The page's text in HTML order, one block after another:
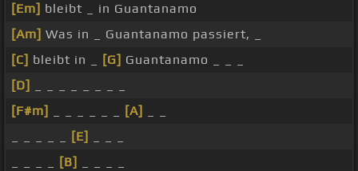
[Em] bleibt _ in Guantanamo
[Am] Was in _ Guantanamo passiert, _
[C] bleibt in _ [G] Guantanamo _ _ _
[D]
[F#m]
[A]
[E]
[B]